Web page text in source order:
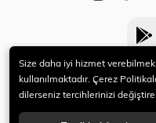
© 2021
Size daha iyi hizmet
kullanılmaktadır. Çerez
dilerseniz tercihlerinizi